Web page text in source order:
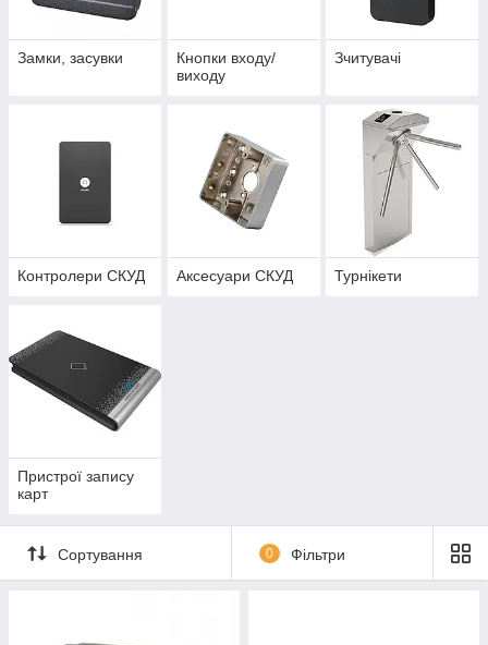
Замки, засувки
Кнопки входу/
виходу
Зчитувачі
Контролери СКУД Аксесуари СКУД Турнікети
Пристрої запису
карт
Сортування 0 Фільтри